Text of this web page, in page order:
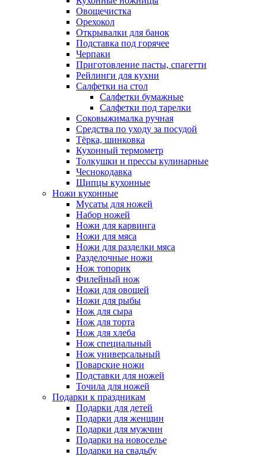
Овощечистка
Орехокол
Открывалки для банок
Подставка под горячее
Черпаки
Приготовление пасты, спагетти
Рейлинги для кухни
Салфетки на стол
Салфетки бумажные
Салфетки под тарелки
Соковыжималка ручная
Средства по уходу за посудой
Тëрка, шинковка
Кухонный термометр
Толкушки и прессы кулинарные
Чеснокодавка
Щипцы кухонные
Ножи кухонные
Мусаты для ножей
Набор ножей
Ножи для карвинга
Ножи для мяса
Ножи для разделки мяса
Разделочные ножи
Нож топорик
Филейный нож
Ножи для овощей
Ножи для рыбы
Нож для сыра
Нож для торта
Нож для хлеба
Нож специальный
Нож универсальный
Поварские ножи
Подставки для ножей
Точила для ножей
Подарки к праздникам
Подарки для детей
Подарки для женщин
Подарки для мужчин
Подарки на новоселье
Подарки на свадьбу